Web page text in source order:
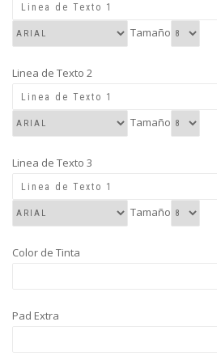
Tamaño
Linea de Texto 2
Tamaño
Linea de Texto 3
Tamaño
Color de Tinta
Pad Extra